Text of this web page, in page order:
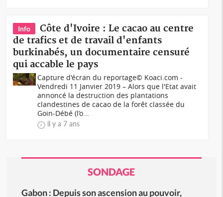
Info
Côte d'Ivoire : Le cacao au centre
de trafics et de travail d'enfants
burkinabés, un documentaire censuré
qui accable le pays
Capture d'écran du reportage© Koaci.com -
Vendredi 11 Janvier 2019 – Alors que l'Etat avait
annoncé la destruction des plantations
clandestines de cacao de la forêt classée du
Goin-Débé (l’o...
il y a 7 ans
SONDAGE
Gabon : Depuis son ascension au pouvoir,